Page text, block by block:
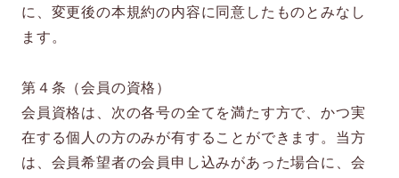
に、変更後の本規約の内容に同意したものとみなし
ます。
第４条（会員の資格）
会員資格は、次の各号の全てを満たす方で、かつ実
在する個人の方のみが有することができます。当方
は、会員希望者の会員申し込みがあった場合に、会